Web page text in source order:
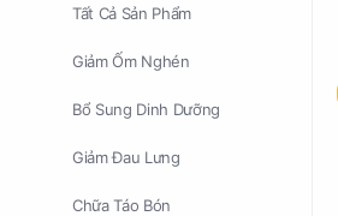
Tất Cả Sản Phẩm
Giảm Ốm Nghén
Bổ Sung Dinh Dưỡng
Giảm Đau Lưng
Chữa Táo Bón